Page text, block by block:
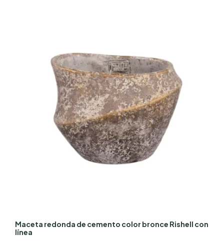
Maceta redonda de cemento color bronce Rishell con
línea